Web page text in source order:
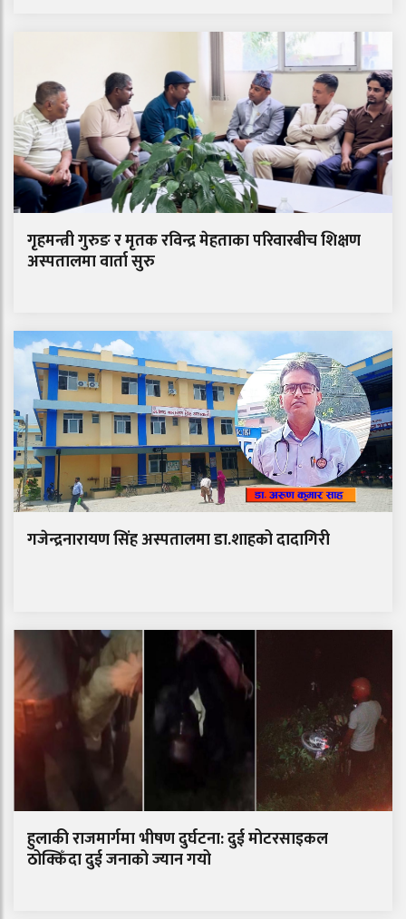
गृहमन्त्री गुरुङ र मृतक रविन्द्र मेहताका परिवारबीच शिक्षण
अस्पतालमा वार्ता सुरु
गजेन्द्रनारायण सिंह अस्पतालमा डा.शाहको दादागिरी
हुलाकी राजमार्गमा भीषण दुर्घटना: दुई मोटरसाइकल
ठोक्किँदा दुई जनाको ज्यान गयो